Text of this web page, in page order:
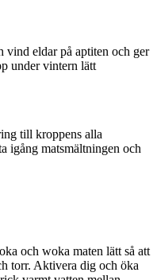
vind eldar på aptiten och ger
under vintern lätt
till kroppens alla
igång matsmältningen och
och woka maten lätt så att
torr. Aktivera dig och öka